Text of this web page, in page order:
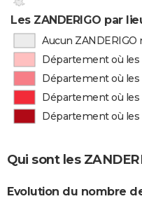
Les ZANDERIGO par
Aucun
Département où les
Département où les
Département où
Département où
Qui sont les
Evolution du nombre